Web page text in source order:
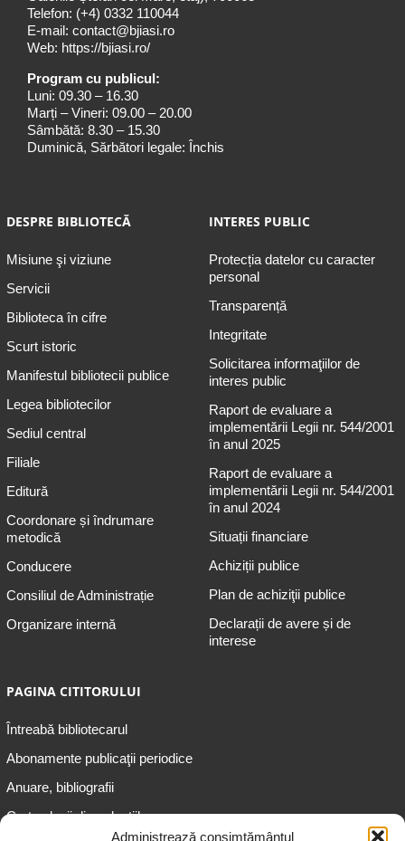
Administrează consimțământul
Telefon: (+4) 0332 110044
E-mail: contact@bjiasi.ro
Web: https://bjiasi.ro/
Program cu publicul:
Luni: 09.30 – 16.30
Marți – Vineri: 09.00 – 20.00
Sâmbătă: 8.30 – 15.30
Duminică, Sărbători legale: Închis
DESPRE BIBLIOTECĂ
Misiune şi viziune
Servicii
Biblioteca în cifre
Scurt istoric
Manifestul bibliotecii publice
Legea bibliotecilor
Sediul central
Filiale
Editură
Coordonare și îndrumare
metodică
Conducere
Consiliul de Administrație
Organizare internă
INTERES PUBLIC
Protecția datelor cu caracter
personal
Transparență
Integritate
Solicitarea informaţiilor de
interes public
Raport de evaluare a
implementării Legii nr. 544/2001
în anul 2025
Raport de evaluare a
implementării Legii nr. 544/2001
în anul 2024
Situații financiare
Achiziții publice
Plan de achiziţii publice
Declarații de avere și de
interese
PAGINA CITITORULUI
Întreabă bibliotecarul
Abonamente publicaţii periodice
Anuare, bibliografii
Cartea lunii din colecțiile